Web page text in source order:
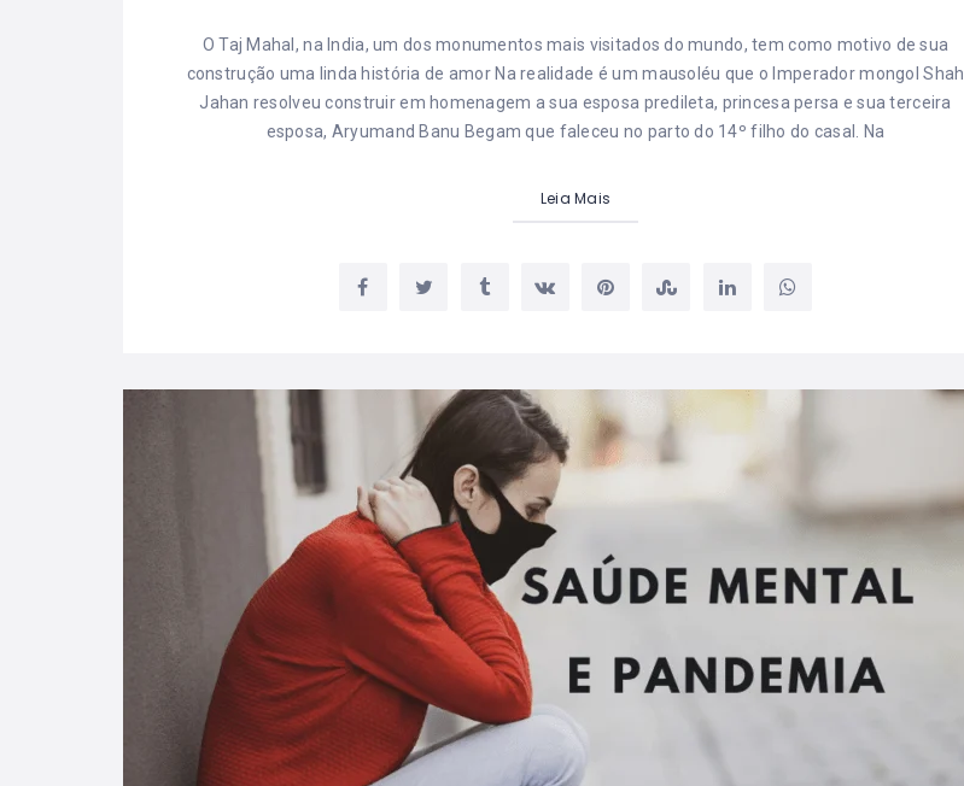
O Taj Mahal, na India, um dos monumentos mais visitados do mundo, tem como motivo de sua
construção uma linda história de amor Na realidade é um mausoléu que o Imperador mongol Shah
Jahan resolveu construir em homenagem a sua esposa predileta, princesa persa e sua terceira
esposa, Aryumand Banu Begam que faleceu no parto do 14º filho do casal. Na
Leia Mais